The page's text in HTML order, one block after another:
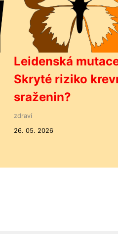
Leidenská
Skryté riziko
sraženin?
zdraví
26. 05. 2026